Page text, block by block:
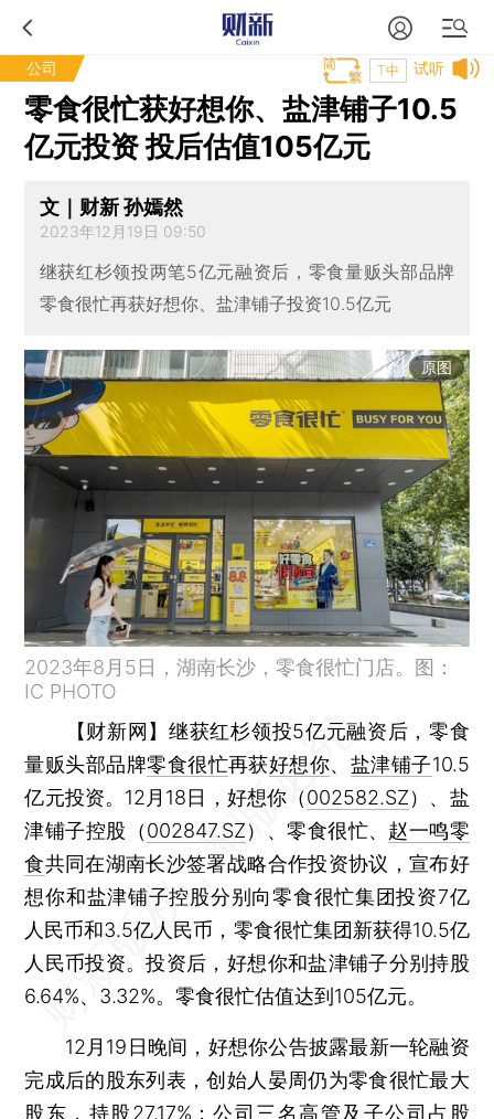
公司 试听
T中
零食很忙获好想你、盐津铺子10.5
亿元投资 投后估值105亿元
文｜财新 孙嫣然
2023年12月19日 09:50
继获红杉领投两笔5亿元融资后，零食量贩头部品牌
零食很忙再获好想你、盐津铺子投资10.5亿元
原图
2023年8月5日，湖南长沙，零食很忙门店。图：
IC PHOTO
【财新网】继获红杉领投5亿元融资后，零食
量贩头部品牌零食很忙再获好想你、 盐津铺子10.5
亿元投资。12月18日，好想你（002582.SZ）、盐
津铺子控股（002847.SZ）、零食很忙、 赵一鸣零
食共同在湖南长沙签署战略合作投资协议，宣布好
想你和盐津铺子控股分别向零食很忙集团投资7亿
人民币和3.5亿人民币，零食很忙集团新获得10.5亿
人民币投资。投资后，好想你和盐津铺子分别持股
6.64%、3.32%。零食很忙估值达到105亿元。
12月19日晚间，好想你公告披露最新一轮融资
完成后的股东列表，创始人晏周仍为零食很忙最大
股东，持股27.17%；公司三名高管及子公司占股